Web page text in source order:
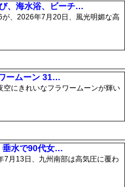
、海水浴、ビーチ…
、2026年7月20日、風光明媚な高
ームーン 31…
にきれいなフラワームーンが輝い
垂水で90代女…
月13日、九州南部は高気圧に覆わ